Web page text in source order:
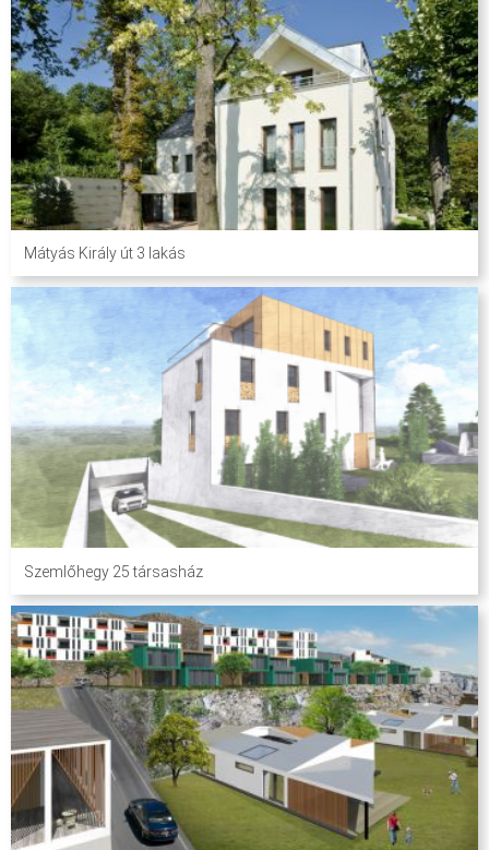
Mátyás Király út 3 lakás
Szemlőhegy 25 társasház